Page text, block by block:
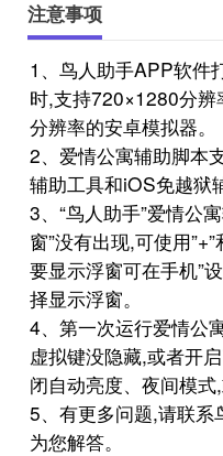
注意事项
1、鸟人助手APP软件
时,支持720×1280分
分辨率的安卓模拟器。
2、爱情公寓辅助脚本
辅助工具和iOS免越狱
3、“鸟人助手”爱情公
窗”没有出现,可使用
要显示浮窗可在手机”
择显示浮窗。
4、第一次运行爱情公
虚拟键没隐藏,或者开
闭自动亮度、夜间模式
5、有更多问题,请联系
为您解答。